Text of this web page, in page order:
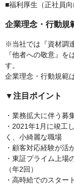
■福利厚生（正社員
企業理念・行動規
※当社では『資材調
『他者への敬意』
す。
企業理念・行動規範
▼注目ポイント
・業務拡大に伴う募
・2021年1月に竣工
く、小綺麗な職場
・顧客対応経験が活
・東証プライム上場
（年2回）
・高時給でのスタート